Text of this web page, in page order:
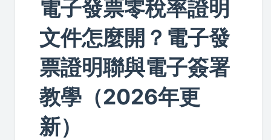
電子發票零稅率證明
文件怎麼開？電子發
票證明聯與電子簽署
教學（2026年更
新）